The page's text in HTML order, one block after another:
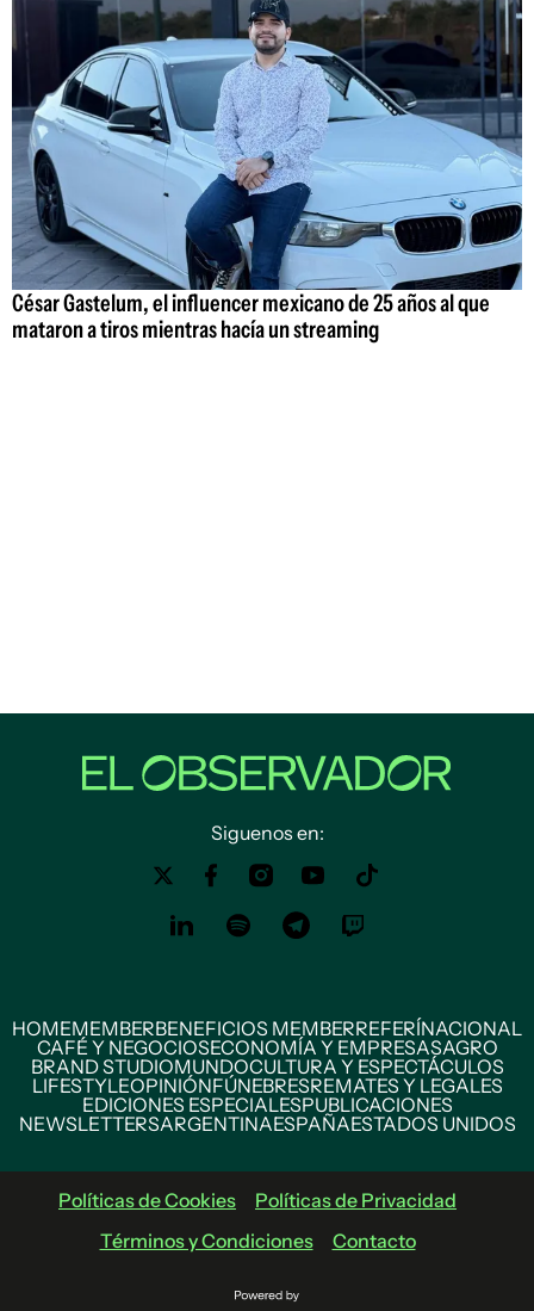
César Gastelum, el influencer mexicano de 25 años al que
mataron a tiros mientras hacía un streaming
Siguenos en:
HOMEMEMBERBENEFICIOS MEMBERREFERÍNACIONAL
CAFÉ Y NEGOCIOSECONOMÍA Y EMPRESASAGRO
BRAND STUDIOMUNDOCULTURA Y ESPECTÁCULOS
LIFESTYLEOPINIÓNFÚNEBRESREMATES Y LEGALES
EDICIONES ESPECIALESPUBLICACIONES
NEWSLETTERSARGENTINAESPAÑAESTADOS UNIDOS
Políticas de Cookies
Políticas de Privacidad
Términos y Condiciones
Contacto